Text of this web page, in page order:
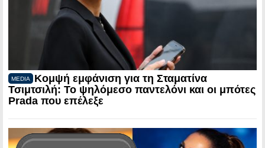
MEDIA
Κομψή εμφάνιση για τη Σταματίνα
Τσιμτσιλή: Το ψηλόμεσο παντελόνι και οι μπότες
Prada που επέλεξε